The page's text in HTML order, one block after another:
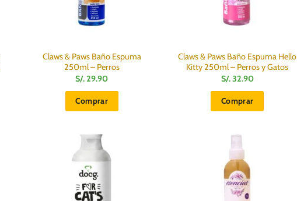
Claws & Paws Baño Espuma
250ml – Perros
S/.29.90
Comprar
Claws & Paws Baño Espuma Hello
Kitty 250ml – Perros y Gatos
S/.32.90
Comprar